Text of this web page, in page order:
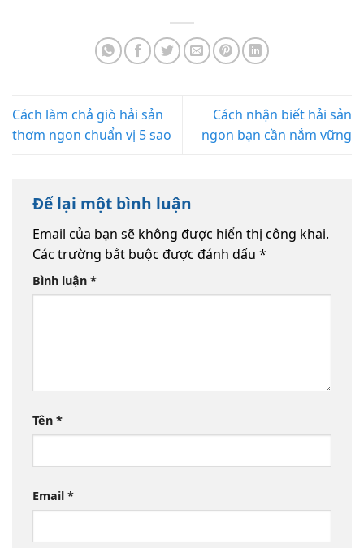
Cách làm chả giò hải sản
thơm ngon chuẩn vị 5 sao
Cách nhận biết hải sản
ngon bạn cần nắm vững
Để lại một bình luận
Email của bạn sẽ không được hiển thị công khai.
Các trường bắt buộc được đánh dấu *
Bình luận *
Tên *
Email *